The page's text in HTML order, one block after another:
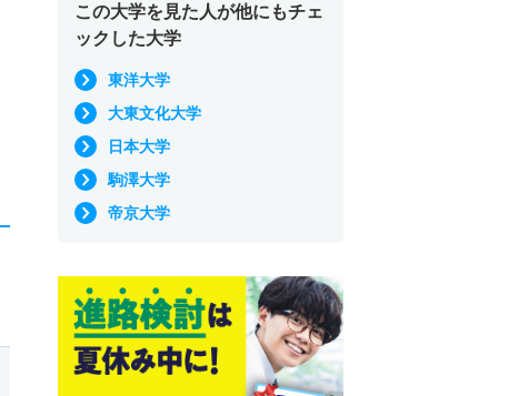
この大学を見た人が他にもチェ
ックした大学
東洋大学
大東文化大学
日本大学
駒澤大学
帝京大学